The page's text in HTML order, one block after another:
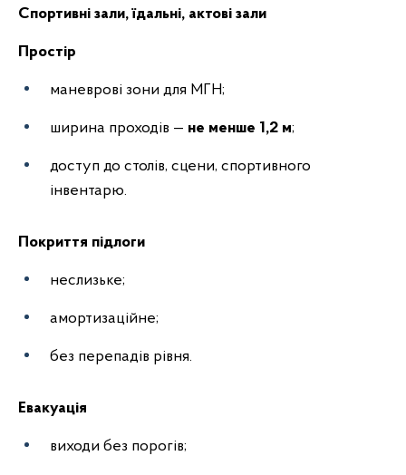
Спортивні зали, їдальні, актові зали
Простір
маневрові зони для МГН;
ширина проходів — не менше 1,2 м;
доступ до столів, сцени, спортивного
інвентарю.
Покриття підлоги
неслизьке;
амортизаційне;
без перепадів рівня.
Евакуація
виходи без порогів;